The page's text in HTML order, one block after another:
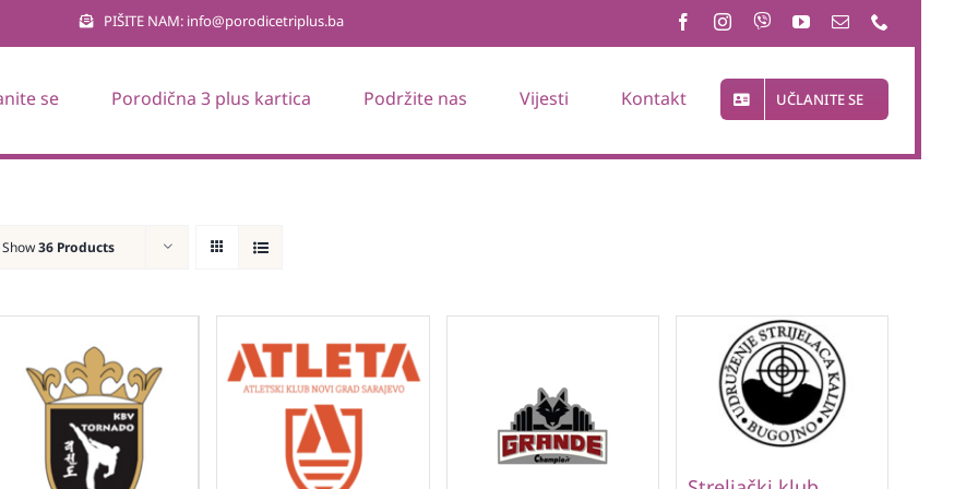
PIŠITE NAM: info@porodicetriplus.ba
se Porodična 3 plus kartica Podržite nas Vijesti Kontakt UČLANITE SE
Show36 Products